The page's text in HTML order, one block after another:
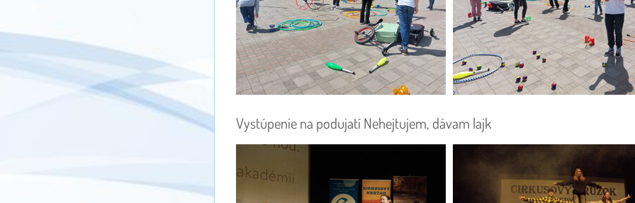
Vystúpenie na podujatí Nehejtujem, dávam lajk